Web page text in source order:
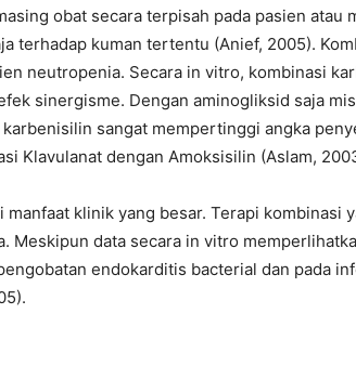
obat secara terpisah pada pasien atau
terhadap kuman tertentu (Anief, 2005).
neutropenia. Secara in vitro, kombinasi
sinergisme. Dengan aminogliksid saja
sangat mempertinggi angka
Klavulanat dengan Amoksisilin (Aslam,
manfaat klinik yang besar. Terapi kombinasi
Meskipun data secara in vitro
endokarditis bacterial dan pada